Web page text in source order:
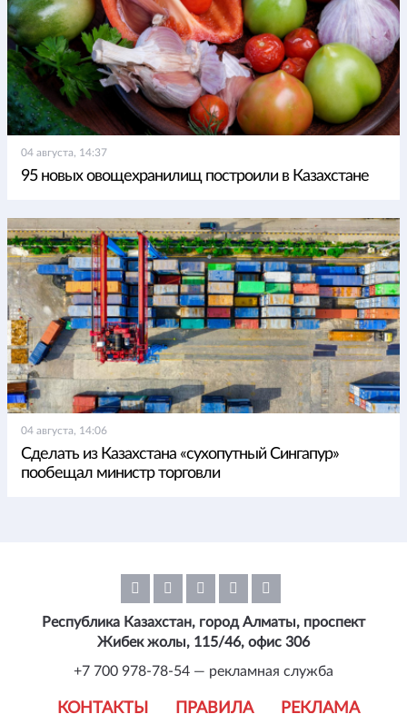
04 августа, 14:37
95 новых овощехранилищ построили в Казахстане
04 августа, 14:06
Сделать из Казахстана «сухопутный Сингапур»
пообещал министр торговли
КОНТАКТЫ ПРАВИЛА РЕКЛАМА
Республика Казахстан, город Алматы, проспект
Жибек жолы, 115/46, офис 306
+7 700 978-78-54 — рекламная служба